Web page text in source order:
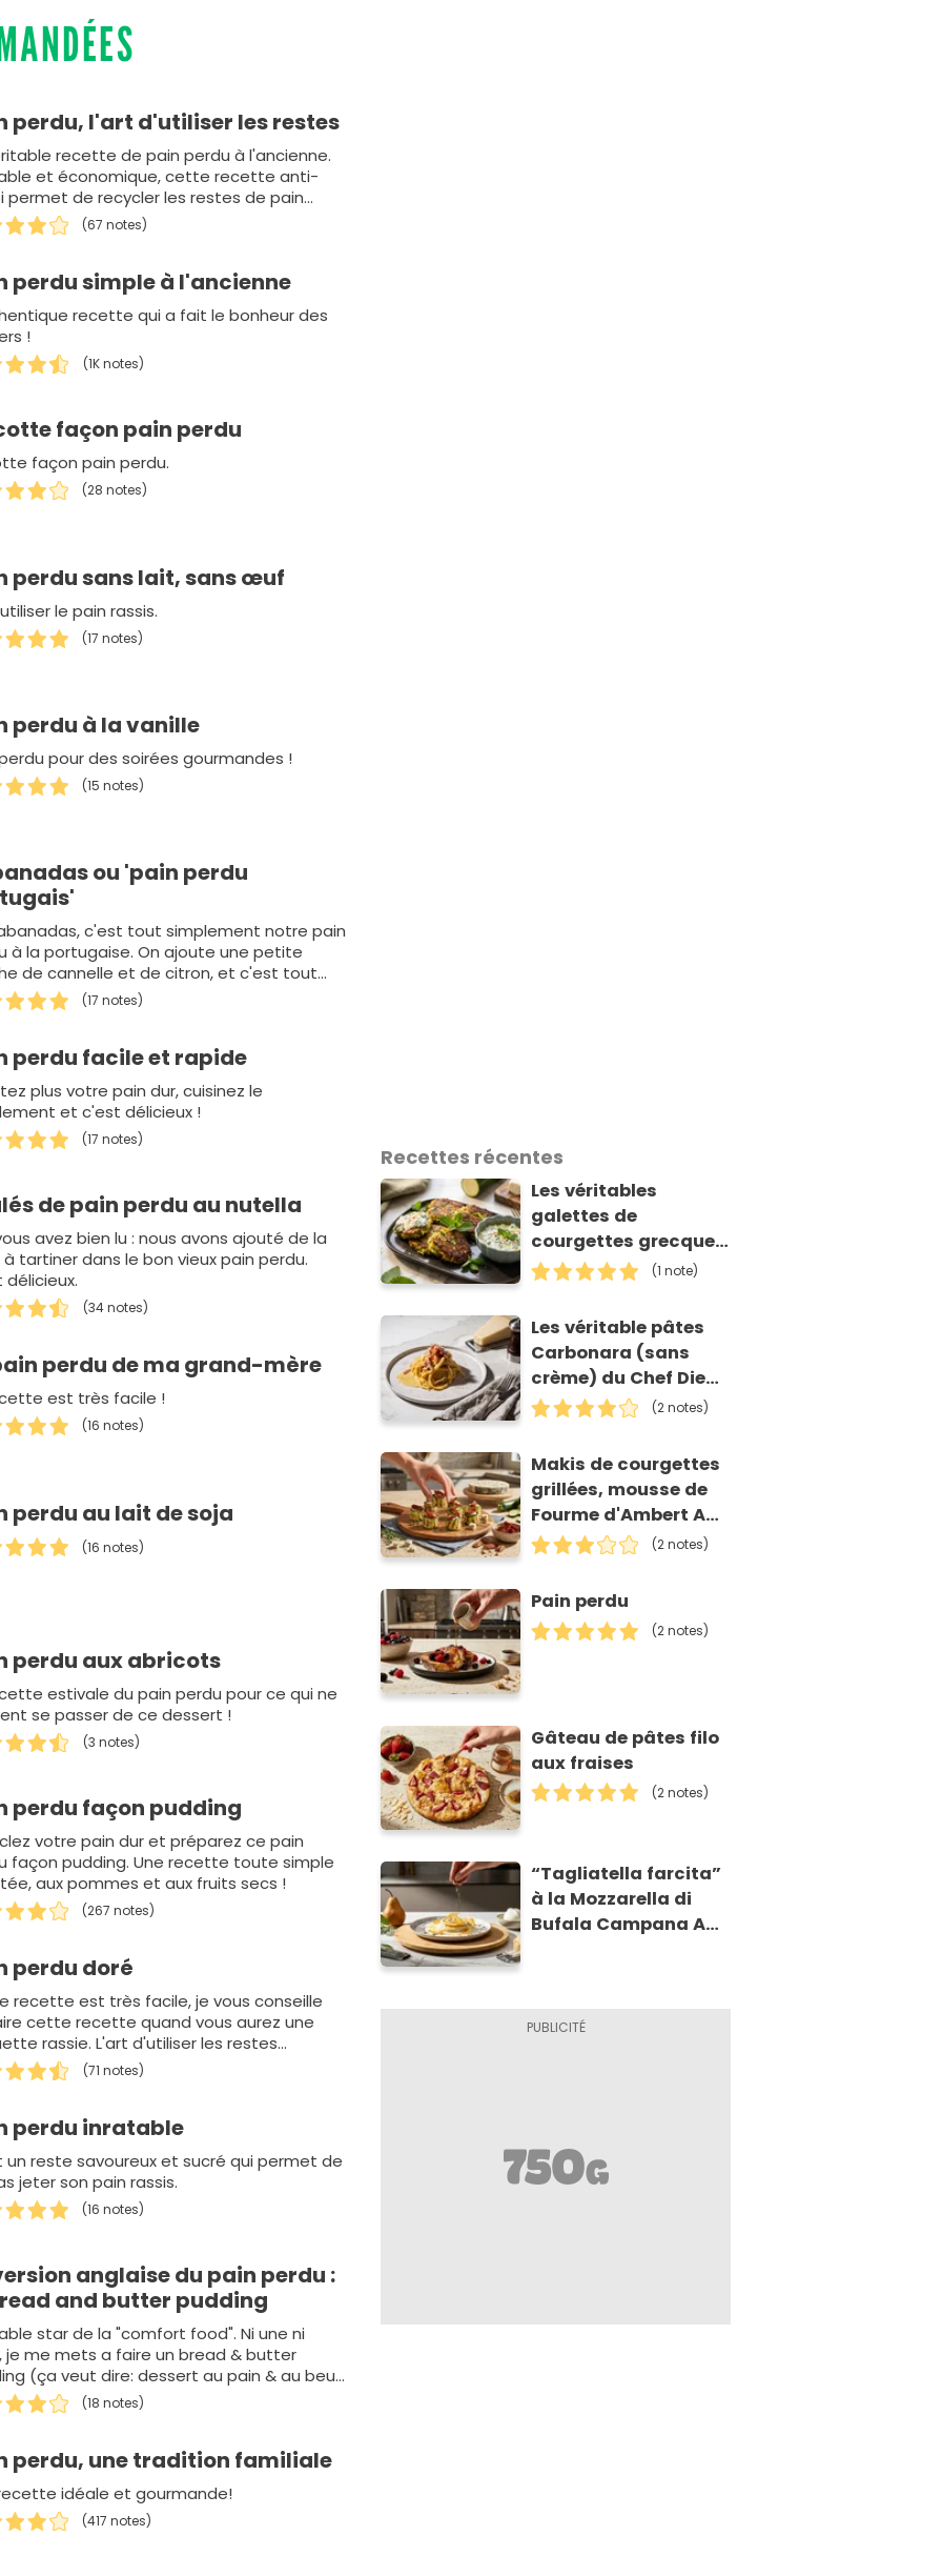
perdu, l'art d'utiliser les restes
recette de pain perdu à l'ancienne.
et économique, cette recette anti-
permet de recycler les restes de pain
(67 notes)
perdu simple à l'ancienne
recette qui a fait le bonheur des
!
(1K notes)
façon pain perdu
façon pain perdu.
(28 notes)
perdu sans lait, sans œuf
le pain rassis.
(17 notes)
perdu à la vanille
pour des soirées gourmandes !
(15 notes)
ou 'pain perdu
c'est tout simplement notre pain
à la portugaise. On ajoute une petite
de cannelle et de citron, et c'est tout
tr&egra…
(17 notes)
perdu facile et rapide
plus votre pain dur, cuisinez le
et c'est délicieux !
(17 notes)
de pain perdu au nutella
avez bien lu : nous avons ajouté de la
tartiner dans le bon vieux pain perdu.
délicieux.
(34 notes)
perdu de ma grand-mère
est très facile !
(16 notes)
perdu au lait de soja
(16 notes)
perdu aux abricots
estivale du pain perdu pour ce qui ne
se passer de ce dessert !
(3 notes)
perdu façon pudding
votre pain dur et préparez ce pain
façon pudding. Une recette toute simple
aux pommes et aux fruits secs !
(267 notes)
perdu doré
recette est très facile, je vous conseille
cette recette quand vous aurez une
rassie. L'art d'utiliser les restes...
(71 notes)
perdu inratable
un reste savoureux et sucré qui permet de
jeter son pain rassis.
(16 notes)
anglaise du pain perdu :
and butter pudding
star de la "comfort food". Ni une ni
je me mets a faire un bread & butter
(ça veut dire: dessert au pain & au beu…
(18 notes)
perdu, une tradition familiale
idéale et gourmande!
(417 notes)
Recettes récentes
Les véritables
galettes de
courgettes grecques
(kolokithokeftedes)
(1 note)
Les véritable pâtes
Carbonara (sans
crème) du Chef Diego
Accettulli
(2 notes)
Makis de courgettes
grillées, mousse de
Fourme d'Ambert AOP
et tomates séchées
(2 notes)
Pain perdu
(2 notes)
Gâteau de pâtes filo
aux fraises
(2 notes)
“Tagliatella farcita”
à la Mozzarella di
Bufala Campana AOP
croustillants de